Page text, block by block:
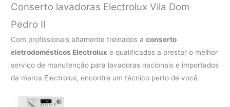
Conserto lavadoras ElectroluxVila Dom
Pedro II
Com profissionais altamente treinados aconserto
eletrodomésticos Electrolux e qualificados a prestar o melhor
serviço de manutenção para lavadoras nacionais e importados
da marca Electrolux, encontre um técnico perto de você.